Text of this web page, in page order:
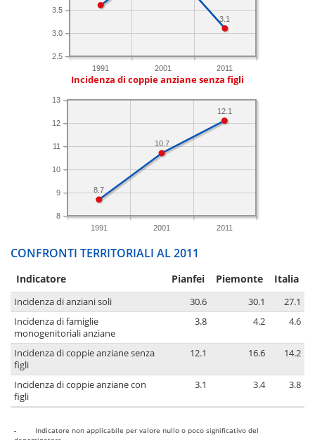
1991 2001 2011
2.5
3.0
3.5
3.1
Incidenza di coppie anziane senza figli
1991 2001 2011
8
9
10
11
12
13
12.1
10.7
8.7
CONFRONTI TERRITORIALI AL 2011
Indicatore Pianfei Piemonte Italia
Incidenza di anziani soli 30.6 30.1
27.1
Incidenza di famiglie
monogenitoriali anziane
3.8 4.2 4.6
Incidenza di coppie anziane senza
figli
12.1 16.6 14.2
Incidenza di coppie anziane con
figli
3.1 3.4 3.8
-
Indicatore non applicabile per valore nullo o poco significativo del